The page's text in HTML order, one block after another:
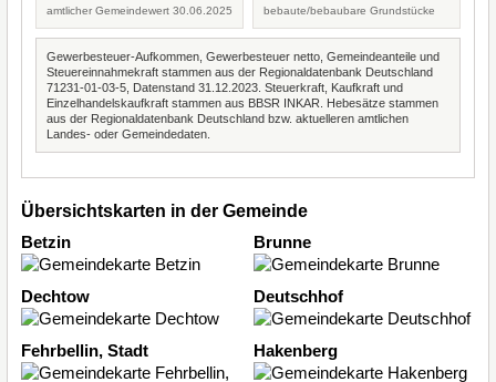
amtlicher Gemeindewert 30.06.2025 bebaute/bebaubare Grundstücke
Gewerbesteuer-Aufkommen, Gewerbesteuer netto, Gemeindeanteile und
Steuereinnahmekraft stammen aus der Regionaldatenbank Deutschland
71231-01-03-5, Datenstand 31.12.2023. Steuerkraft, Kaufkraft und
Einzelhandelskaufkraft stammen aus BBSR INKAR. Hebesätze stammen
aus der Regionaldatenbank Deutschland bzw. aktuelleren amtlichen
Landes- oder Gemeindedaten.
Übersichtskarten in der Gemeinde
Betzin
Brunne
Dechtow Deutschhof
Fehrbellin, Stadt Hakenberg